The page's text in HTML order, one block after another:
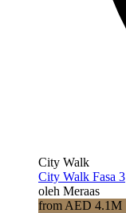
City Walk
City Walk Fasa 3
oleh Meraas
from AED 4.1M